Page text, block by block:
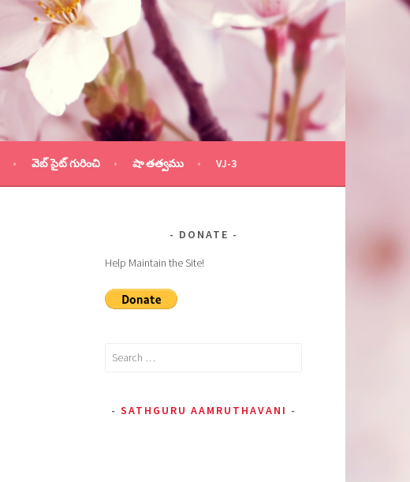
వెబ్ సైట్ గురించి షా తత్వము VJ-3
DONATE
Help Maintain the Site!
Search
SATHGURU AAMRUTHAVANI